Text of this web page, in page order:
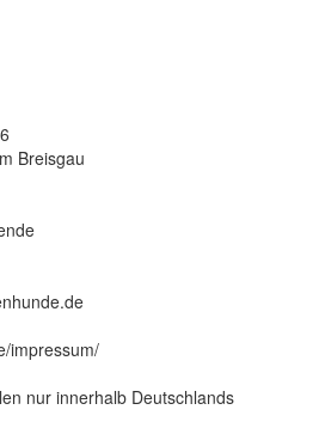
Breisgau
impressum/
nur innerhalb Deutschlands